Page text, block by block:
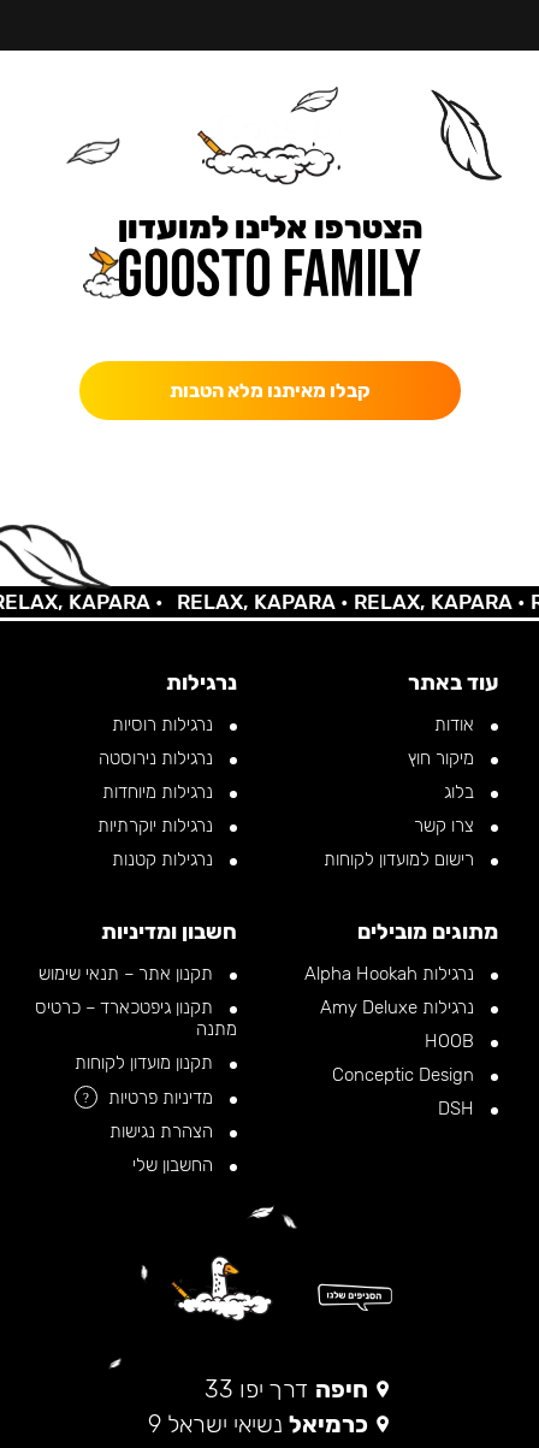
הצטרפו אלינו למועדון
קבלו מאיתנו מלא הטבות
KAPARA • RELAX, KAPARA •RELAX, KAPARA •
עוד באתר
אודות
מיקור חוץ
בלוג
צרו קשר
רישום למועדון לקוחות
נרגילות
נרגילות רוסיות
נרגילות נירוסטה
נרגילות מיוחדות
נרגילות יוקרתיות
נרגילות קטנות
מתוגים מובילים
נרגילות Alpha Hookah
נרגילות Amy Deluxe
חשבון ומדיניות
תקנון אתר – תנאי שימוש
תקנון גיפטכארד – כרטיס
מתנה
תקנון מועדון לקוחות
מדיניות פרטיות
?
הצהרת נגישות
החשבון שלי
חיפה דרך יפו 33
כרמיאל נשיאי ישראל 9